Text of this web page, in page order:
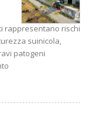
rappresentano rischi
suinicola,
patogeni